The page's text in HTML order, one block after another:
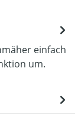
einfach
um.